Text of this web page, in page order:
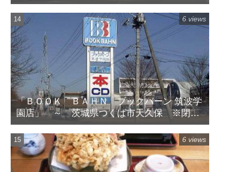
「ＢＯＯＫ ＢＡＨＮ ブックバーン 筑波学
園店」 ～ 茨城県つくば市天久保 ※閉店
してます
6 views
6 views